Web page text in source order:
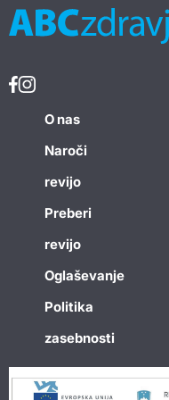
O nas
Naroči
revijo
Preberi
revijo
Oglaševanje
Politika
zasebnosti